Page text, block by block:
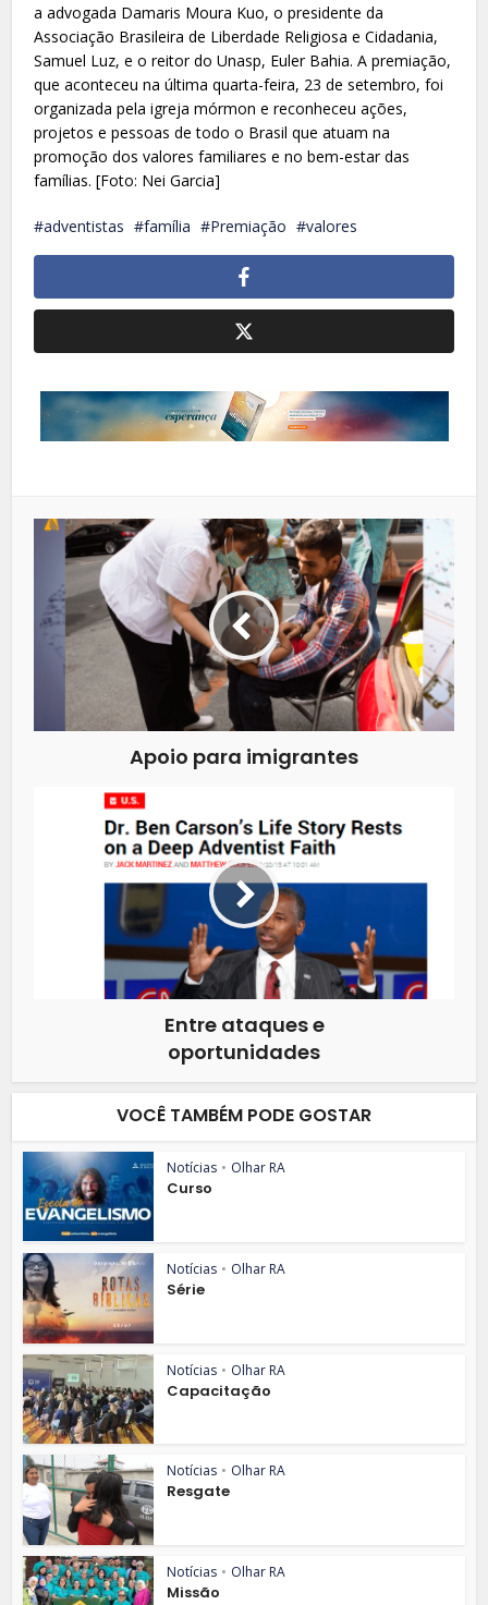
a advogada Damaris Moura Kuo, o presidente da
Associação Brasileira de Liberdade Religiosa e Cidadania,
Samuel Luz, e o reitor do Unasp, Euler Bahia. A premiação,
que aconteceu na última quarta-feira, 23 de setembro, foi
organizada pela igreja mórmon e reconheceu ações,
projetos e pessoas de todo o Brasil que atuam na
promoção dos valores familiares e no bem-estar das
famílias. [Foto: Nei Garcia]
adventistas família Premiação valores
Apoio para imigrantes
Entre ataques e
oportunidades
VOCÊ TAMBÉM PODE GOSTAR
Notícias • Olhar RA
Curso
Notícias • Olhar RA
Série
Notícias • Olhar RA
Capacitação
Notícias • Olhar RA
Resgate
Notícias • Olhar RA
Missão